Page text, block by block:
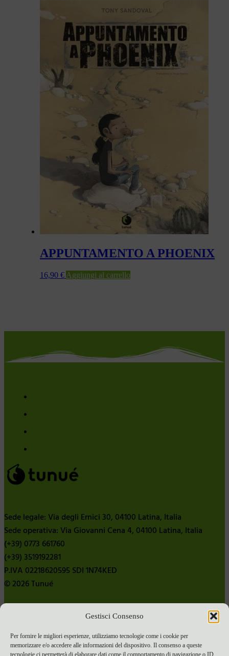
Gestisci Consenso
Per fornire le migliori esperienze, utilizziamo tecnologie come i cookie per
memorizzare e/o accedere alle informazioni del dispositivo. Il consenso a queste
tecnologie ci permetterà di elaborare dati come il comportamento di navigazione o ID
APPUNTAMENTO A PHOENIX
16,90 € Aggiungi al carrello
Sede legale: Via degli Ernici 30, 04100 Latina, Italia
Sede operativa: Via Giovanni Cena 4, 04100 Latina, Italia
(+39) 0773 661760
(+39) 3519192281
P.IVA 02218620595 SDI 1N74KED
© 2026 Tunué
Contatti
Pubblica con noi